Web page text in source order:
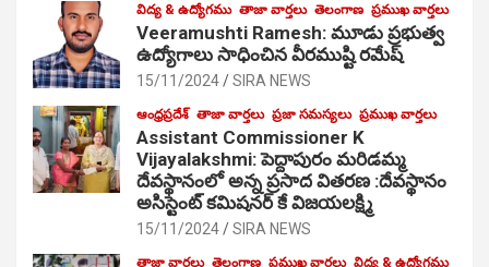
విద్య & ఉద్యోగము తాజా వార్తలు తెలంగాణ ప్రముఖ వార్తలు
Veeramushti Ramesh: మూడు ప్రభుత్వ
ఉద్యోగాలు సాధించిన వీరముష్టి రమేష్
15/11/2024 SIRA NEWS
ఆంధ్రప్రదేశ్ తాజా వార్తలు ప్రజా సమస్యలు ప్రముఖ వార్తలు
Assistant Commissioner K
Vijayalakshmi: పెద్దాపురం మరిడమ్మ
దేవస్థానంలో అన్న ప్రసాద వితరణ :దేవస్థానం
అసిస్టెంట్ కమిషనర్ కే విజయలక్ష్మి
15/11/2024 SIRA NEWS
తాజా వార్తలు తెలంగాణ ప్రముఖ వార్తలు విద్య & ఉద్యోగము